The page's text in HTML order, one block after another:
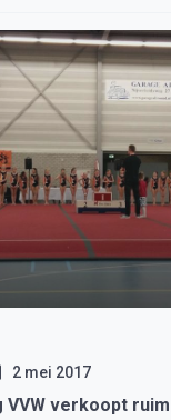
2 mei 2017
VVW verkoopt